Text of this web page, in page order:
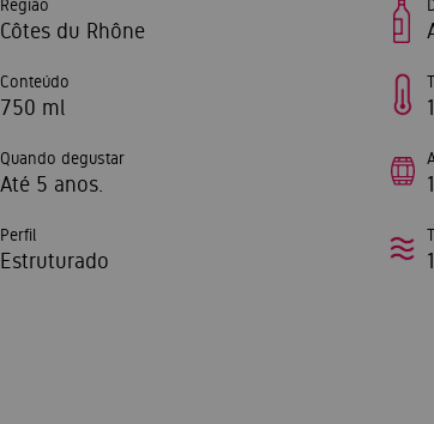
Região
Côtes du Rhône
Conteúdo
750 ml
Quando degustar
Até 5 anos.
Perfil
Estruturado